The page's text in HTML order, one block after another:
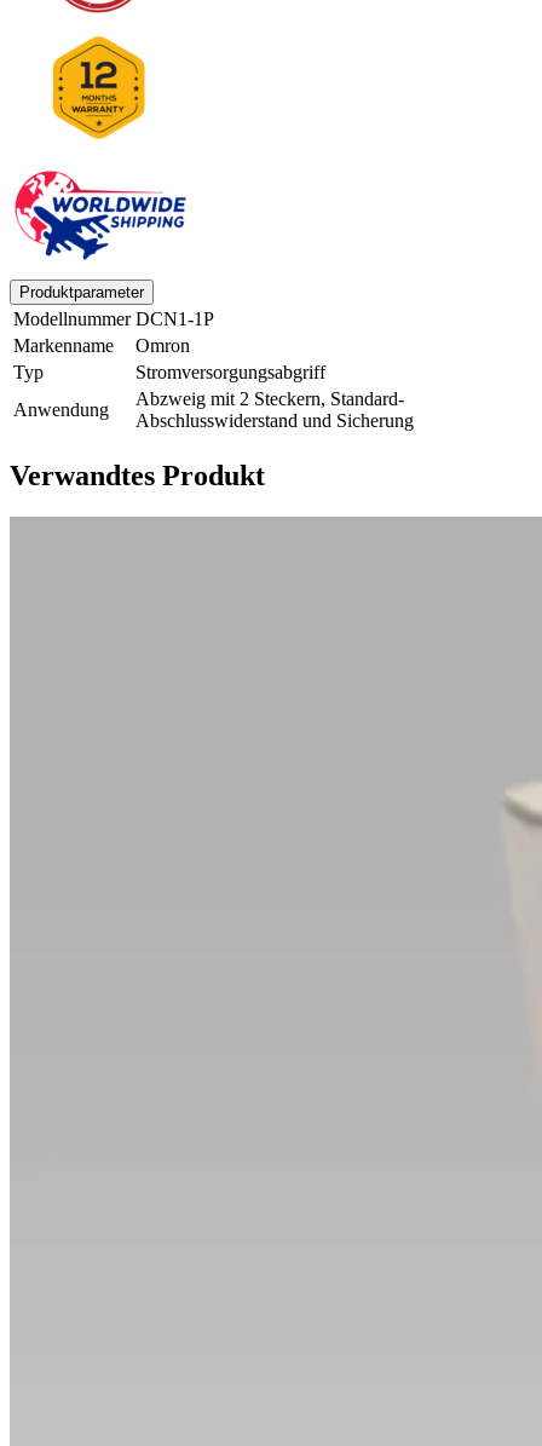
Produktparameter
Modellnummer DCN1-1P
Markenname
Omron
Typ
Stromversorgungsabgriff
Anwendung
Abzweig mit 2 Steckern, Standard-
Abschlusswiderstand und Sicherung
Verwandtes Produkt